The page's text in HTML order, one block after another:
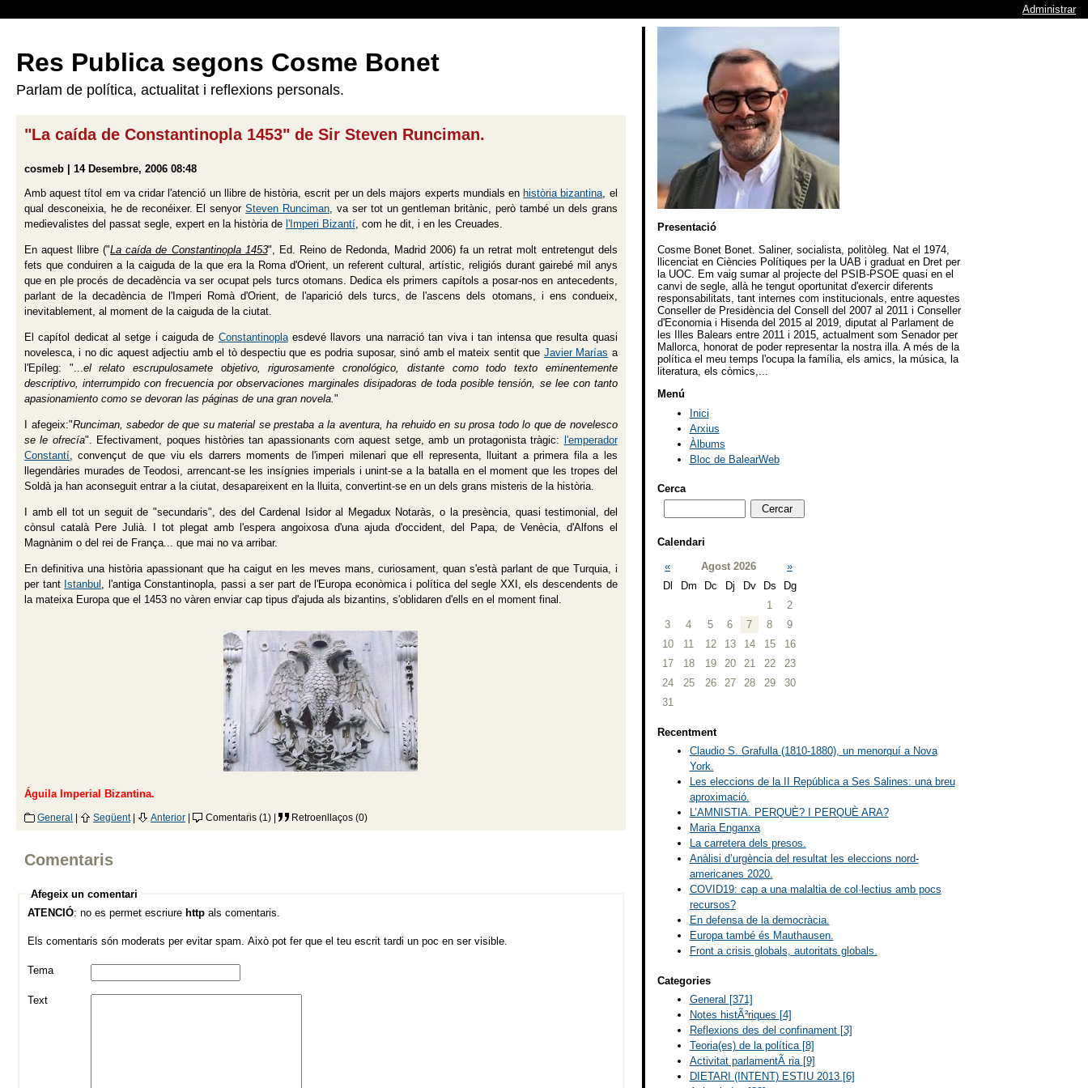
Administrar
Res Publica segons Cosme Bonet
Parlam de política, actualitat i reflexions personals.
"La caída de Constantinopla 1453" de Sir Steven Runciman.
cosmeb | 14 Desembre, 2006 08:48
Amb aquest títol em va cridar l'atenció un llibre de història, escrit per un dels majors experts mundials en història bizantina , el
qual desconeixia, he de reconéixer. El senyorSteven Runciman , va ser tot un gentleman britànic, però també un dels grans
medievalistes del passat segle, expert en la història de l'Imperi Bizantí , com he dit, i en les Creuades.
En aquest llibre ("La caída de Constantinopla 1453", Ed. Reino de Redonda, Madrid 2006) fa un retrat molt entretengut dels
fets que conduiren a la caiguda de la que era la Roma d'Orient, un referent cultural, artístic, religiós durant gairebé mil anys
que en ple procés de decadència va ser ocupat pels turcs otomans. Dedica els primers capítols a posar-nos en antecedents,
parlant de la decadència de l'Imperi Romà d'Orient, de l'aparició dels turcs, de l'ascens dels otomans, i ens condueix,
inevitablement, al moment de la caiguda de la ciutat.
El capítol dedicat al setge i caiguda de Constantinoplaesdevé llavors una narració tan viva i tan intensa que resulta quasi
novelesca, i no dic aquest adjectiu amb el tò despectiu que es podria suposar, sinó amb el mateix sentit que Javier Marías a
l'Epíleg: "... el relato escrupulosamete objetivo, rigurosamente cronológico, distante como todo texto eminentemente
descriptivo, interrumpido con frecuencia por observaciones marginales disipadoras de toda posible tensión, se lee con tanto
apasionamiento como se devoran las páginas de una gran novela. "
I afegeix:"Runciman, sabedor de que su material se prestaba a la aventura, ha rehuido en su prosa todo lo que de novelesco
se le ofrecía". Efectivament, poques històries tan apassionants com aquest setge, amb un protagonista tràgic:
l'emperador
Constantí , convençut de que viu els darrers moments de l'imperi milenari que ell representa, lluitant a primera fila a les
llegendàries murades de Teodosi, arrencant-se les insígnies imperials i unint-se a la batalla en el moment que les tropes del
Soldà ja han aconseguit entrar a la ciutat, desapareixent en la lluita, convertint-se en un dels grans misteris de la història.
I amb ell tot un seguit de "secundaris", des del Cardenal Isidor al Megadux Notaràs, o la presència, quasi testimonial, del
cònsul català Pere Julià. I tot plegat amb l'espera angoixosa d'una ajuda d'occident, del Papa, de Venècia, d'Alfons el
Magnànim o del rei de França... que mai no va arribar.
En definitiva una història apassionant que ha caigut en les meves mans, curiosament, quan s'està parlant de que Turquia, i
per tant Istanbul
, l'antiga Constantinopla, passi a ser part de l'Europa econòmica i política del segle XXI, els descendents de
la mateixa Europa que el 1453 no vàren enviar cap tipus d'ajuda als bizantins, s'oblidaren d'ells en el moment final.
Águila Imperial Bizantina.
General | Següent| Anterior | Comentaris (1) | Retroenllaços (0)
Comentaris
Afegeix un comentari
ATENCIÓ: no es permet escriure http als comentaris.
Els comentaris són moderats per evitar spam. Això pot fer que el teu escrit tardi un poc en ser visible.
Tema
Text
Presentació
Cosme Bonet Bonet. Saliner, socialista, politòleg. Nat el 1974,
llicenciat en Ciències Polítiques per la UAB i graduat en Dret per
la UOC. Em vaig sumar al projecte del PSIB-PSOE quasi en el
canvi de segle, allà he tengut oportunitat d'exercir diferents
responsabilitats, tant internes com institucionals, entre aquestes
Conseller de Presidència del Consell del 2007 al 2011 i Conseller
d'Economia i Hisenda del 2015 al 2019, diputat al Parlament de
les Illes Balears entre 2011 i 2015, actualment som Senador per
Mallorca, honorat de poder representar la nostra illa. A més de la
política el meu temps l'ocupa la família, els amics, la música, la
literatura, els còmics,...
Menú
Inici
Arxius
Àlbums
Bloc de BalearWeb
Cerca
Calendari
«
Agost 2026
»
Dl
Dm Dc Dj Dv Ds
Dg
1
2
3
4 5 6 7 8
9
10
11 12 13 14 15
16
17
18 19 20 21 22
23
24
25 26 27 28 29
30
31
Recentment
Claudio S. Grafulla (1810-1880), un menorquí a Nova
York.
Les eleccions de la II República a Ses Salines: una breu
aproximació.
L’AMNISTIA. PERQUÈ? I PERQUÈ ARA?
Maria Enganxa
La carretera dels presos.
Anàlisi d’urgència del resultat les eleccions nord-
americanes 2020.
COVID19: cap a una malaltia de col·lectius amb pocs
recursos?
En defensa de la democràcia.
Europa també és Mauthausen.
Front a crisis globals, autoritats globals.
Categories
General [371]
Notes histÃ²riques [4]
Reflexions des del confinament [3]
Teoria(es) de la política [8]
Activitat parlamentÃ ria [9]
DIETARI (INTENT) ESTIU 2013 [6]